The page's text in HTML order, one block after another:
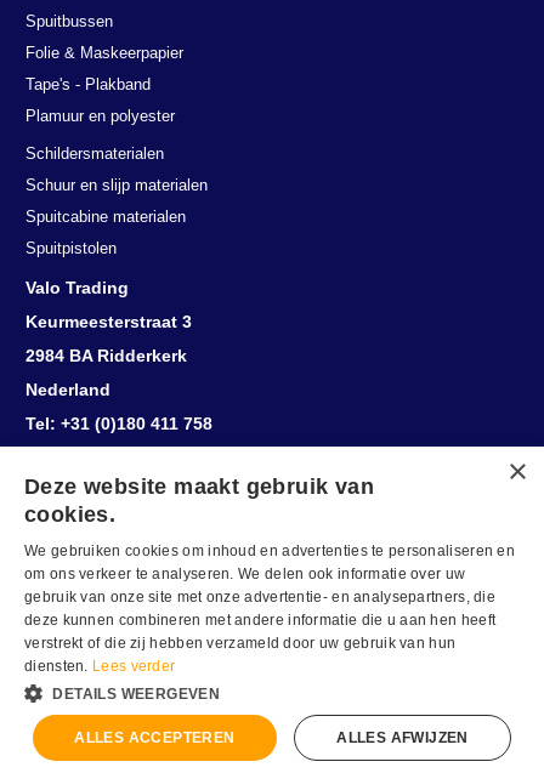
Spuitbussen
Folie & Maskeerpapier
Tape's - Plakband
Plamuur en polyester
Schildersmaterialen
Schuur en slijp materialen
Spuitcabine materialen
Spuitpistolen
Valo Trading
Keurmeesterstraat 3
2984 BA Ridderkerk
Nederland
Tel: +31 (0)180 411 758
Herroepingsknop
Deze website maakt gebruik van
cookies.
We gebruiken cookies om inhoud en advertenties te personaliseren en
om ons verkeer te analyseren. We delen ook informatie over uw
gebruik van onze site met onze advertentie- en analysepartners, die
deze kunnen combineren met andere informatie die u aan hen heeft
verstrekt of die zij hebben verzameld door uw gebruik van hun
diensten. Lees verder
DETAILS WEERGEVEN
ALLES ACCEPTEREN ALLES AFWIJZEN